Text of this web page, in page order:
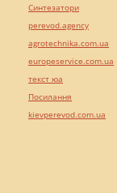
Синтезатори
perevod.agency
agrotechnika.com.ua
europeservice.com.ua
текст юа
Посилання
kievperevod.com.ua